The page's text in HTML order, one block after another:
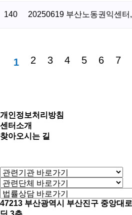
140 20250619 부산노동권익센
1 2 3 4 5 6 7
개인정보처리방침
센터소개
찾아오시는 길
47213 부산광역시 부산진구 중앙대